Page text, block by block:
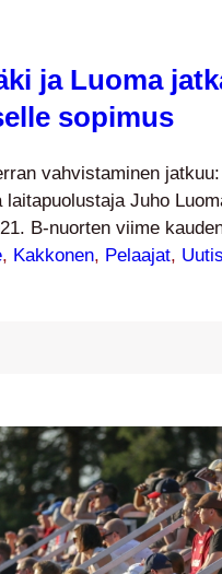
ja Luoma
sopimus
vahvistaminen
laitapuolustaja Juho
B-nuorten viime
niinikään
, Kakkonen, Pelaajat,